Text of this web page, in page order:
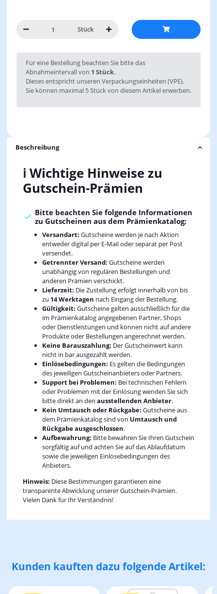
Stück
x
Für eine Bestellung beachten Sie bitte das
Abnahmeintervall von 1 Stück.
Dieses entspricht unseren Verpackungseinheiten (VPE).
Sie können maximal 5 Stück von diesem Artikel erwerben.
Beschreibung
ℹ️ Wichtige Hinweise zu
Gutschein-Prämien
Bitte beachten Sie folgende Informationen
zu Gutscheinen aus dem Prämienkatalog:
Versandart: Gutscheine werden je nach Aktion
entweder digital per E-Mail oder separat per Post
versendet.
Getrennter Versand: Gutscheine werden
unabhängig von regulären Bestellungen und
anderen Prämien verschickt.
Lieferzeit: Die Zustellung erfolgt innerhalb von bis
zu 14 Werktagen nach Eingang der Bestellung.
Gültigkeit: Gutscheine gelten ausschließlich für die
im Prämienkatalog angegebenen Partner, Shops
oder Dienstleistungen und können nicht auf andere
Produkte oder Bestellungen angerechnet werden.
Keine Barauszahlung: Der Gutscheinwert kann
nicht in bar ausgezahlt werden.
Einlösebedingungen: Es gelten die Bedingungen
des jeweiligen Gutscheinanbieters oder Partners.
Support bei Problemen: Bei technischen Fehlern
oder Problemen mit der Einlösung wenden Sie sich
bitte direkt an den ausstellenden Anbieter.
Kein Umtausch oder Rückgabe: Gutscheine aus
dem Prämienkatalog sind von Umtausch und
Rückgabe ausgeschlossen.
Aufbewahrung: Bitte bewahren Sie Ihren Gutschein
sorgfältig auf und achten Sie auf das Ablaufdatum
sowie die jeweiligen Einlösebedingungen des
Anbieters.
Hinweis: Diese Bestimmungen garantieren eine
transparente Abwicklung unserer Gutschein-Prämien.
Vielen Dank für Ihr Verständnis!
Kunden kauften dazu folgende Artikel: